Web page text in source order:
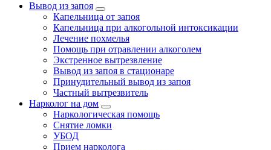
Вывод из запоя
Капельница от запоя
Капельница при алкогольной интоксикации
Лечение похмелья
Помощь при отравлении алкоголем
Экстренное вытрезвление
Вывод из запоя в стационаре
Принудительный вывод из запоя
Частный вытрезвитель
Нарколог на дом
Наркологическая помощь
Снятие ломки
УБОД
Прием нарколога